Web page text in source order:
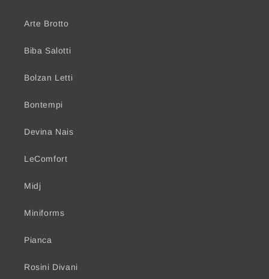
Arte Brotto
Biba Salotti
Bolzan Letti
Bontempi
Devina Nais
LeComfort
Midj
Miniforms
Pianca
Rosini Divani